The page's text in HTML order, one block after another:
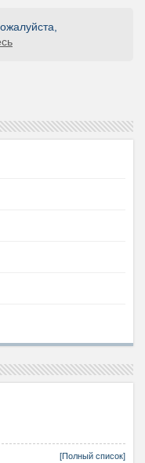
[Полный список]